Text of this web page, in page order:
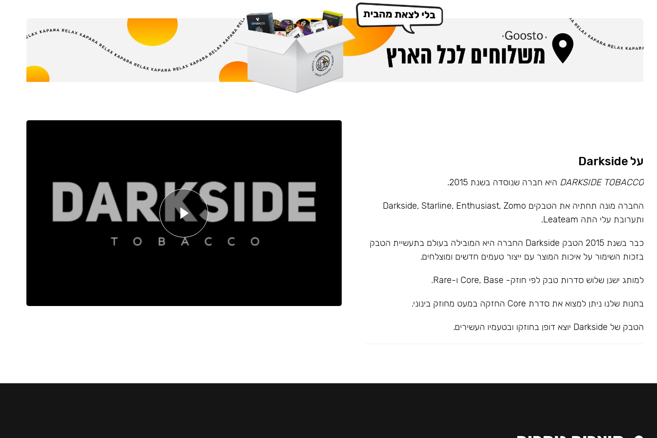
על Darkside
DARKSIDE TOBACCO היא חברה שנוסדה בשנת 2015.
החברה מונה תחתיה את הטבקים Darkside, Starline, Enthusiast, Zomo
ותערובת עלי התה Leateam.
כבר בשנת 2015 הטבק Darkside החברה היא המובילה בעולם בתעשיית הטבק
בזכות השימור על איכות המוצר עם ייצור טעמים חדשים ומוצלחים.
למותג ישנן שלוש סדרות טבק לפי חוזק- Core, Base ו-Rare.
בחנות שלנו ניתן למצוא את סדרת Core החזקה במעט מחוזק בינוני.
הטבק של Darkside יוצא דופן בחוזקו ובטעמיו העשירים.